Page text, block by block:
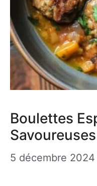
Boulettes
Savoureuses
5 décembre 2024